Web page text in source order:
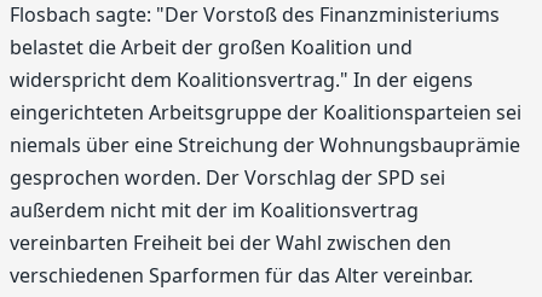
Flosbach sagte: "Der Vorstoß des Finanzministeriums
belastet die Arbeit der großen Koalition und
widerspricht dem Koalitionsvertrag." In der eigens
eingerichteten Arbeitsgruppe der Koalitionsparteien sei
niemals über eine Streichung der Wohnungsbauprämie
gesprochen worden. Der Vorschlag der SPD sei
außerdem nicht mit der im Koalitionsvertrag
vereinbarten Freiheit bei der Wahl zwischen den
verschiedenen Sparformen für das Alter vereinbar.